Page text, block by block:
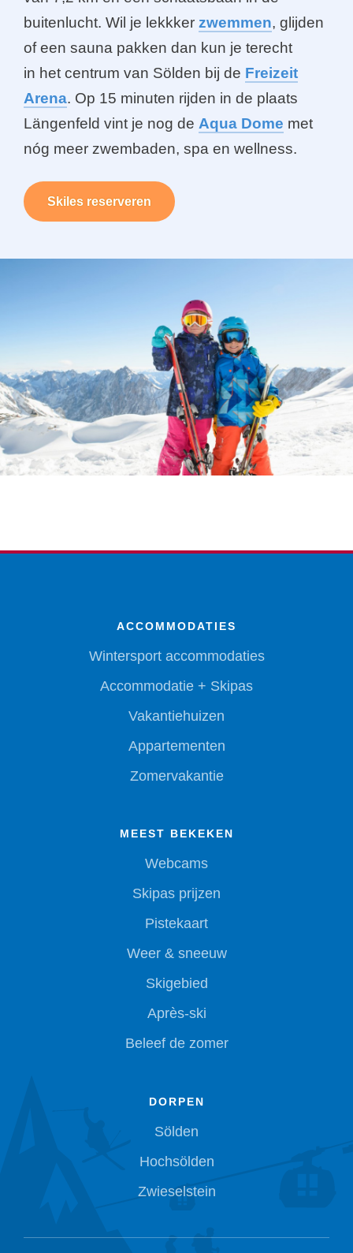
buitenlucht. Wil je lekkker zwemmen, glijden
of een sauna pakken dan kun je terecht
in het centrum van Sölden bij de Freizeit
Arena. Op 15 minuten rijden in de plaats
Längenfeld vint je nog de Aqua Dome met
nóg meer zwembaden, spa en wellness.
Skiles reserveren
ACCOMMODATIES
Wintersport accommodaties
Accommodatie + Skipas
Vakantiehuizen
Appartementen
Zomervakantie
MEEST BEKEKEN
Webcams
Skipas prijzen
Pistekaart
Weer & sneeuw
Skigebied
Après-ski
Beleef de zomer
DORPEN
Sölden
Hochsölden
Zwieselstein